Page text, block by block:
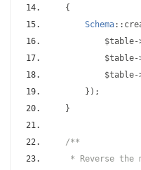
{
Schema::
            $table
-
            $table
-
            $table
-
});
}
/**
* Reverse the